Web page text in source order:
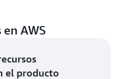
AWS
el producto